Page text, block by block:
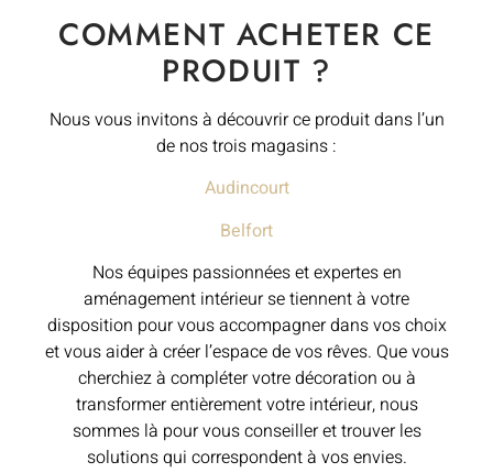
COMMENT ACHETER CE
PRODUIT ?
Nous vous invitons à découvrir ce produit dans l’un
de nos trois magasins :
Audincourt
Belfort
Nos équipes passionnées et expertes en
aménagement intérieur se tiennent à votre
disposition pour vous accompagner dans vos choix
et vous aider à créer l’espace de vos rêves. Que vous
cherchiez à compléter votre décoration ou à
transformer entièrement votre intérieur, nous
sommes là pour vous conseiller et trouver les
solutions qui correspondent à vos envies.